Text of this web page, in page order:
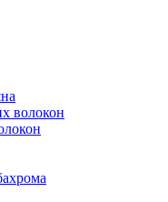
волокон